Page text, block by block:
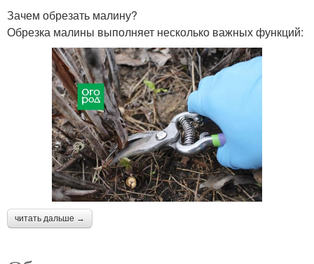
Зачем обрезать малину?
Обрезка малины выполняет несколько важных функций:
читать дальше →